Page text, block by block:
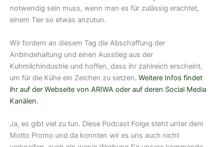
notwendig sein muss, wenn man es für zulässig erachtet,
einem Tier so etwas anzutun.
Wir fordern an diesem Tag die Abschaffung der
Anbindehaltung und einen Ausstieg aus der
Kuhmilchindustrie und hoffen, dass ihr zahlreich erscheint,
um für die Kühe ein Zeichen zu setzen. Weitere Infos findet
ihr auf der Webseite von ARIWA oder auf deren Social Media
Kanälen.
Ja, es gibt viel zu tun. Diese Podcast Folge steht unter dem
Motto Promo und da konnten wir es uns auch nicht